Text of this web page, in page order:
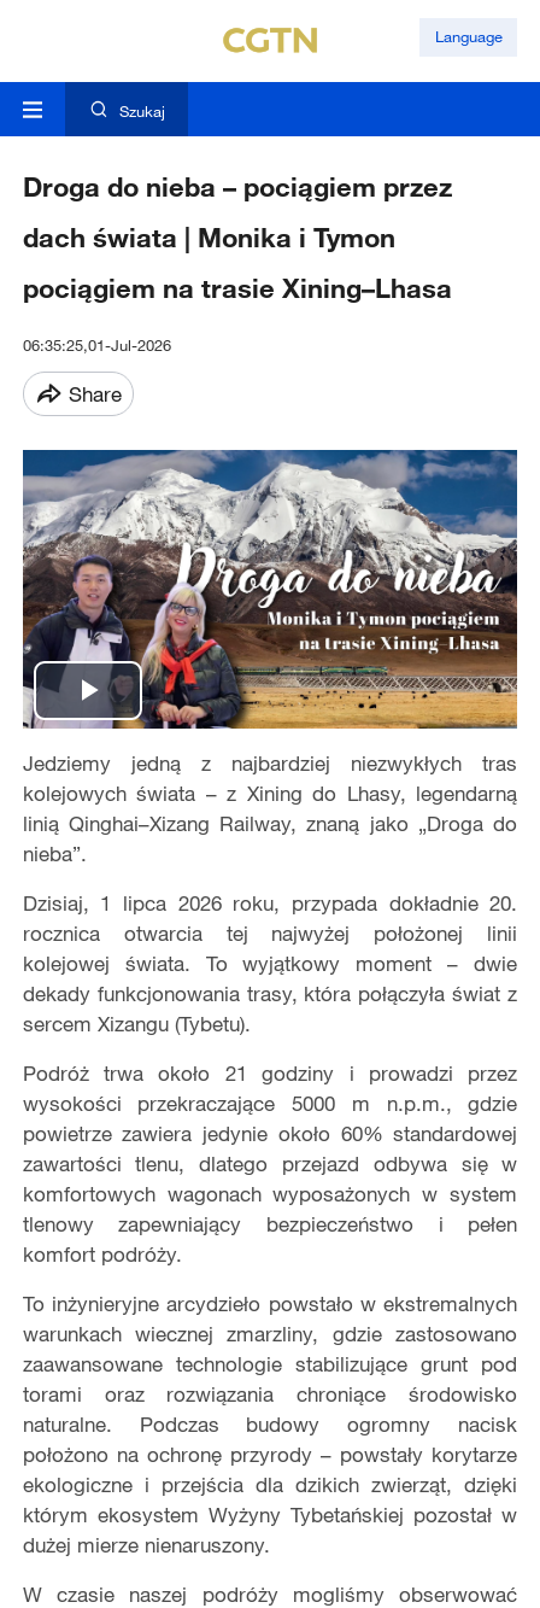
Language
Szukaj
Droga do nieba – pociągiem przez
dach świata | Monika i Tymon
pociągiem na trasie Xining–Lhasa
06:35:25,01-Jul-2026
Share
Play
Video
Jedziemy jedną z najbardziej niezwykłych tras
kolejowych świata – z Xining do Lhasy, legendarną
linią Qinghai–Xizang Railway, znaną jako „Droga do
nieba”.
Dzisiaj, 1 lipca 2026 roku, przypada dokładnie 20.
rocznica otwarcia tej najwyżej położonej linii
kolejowej świata. To wyjątkowy moment – dwie
dekady funkcjonowania trasy, która połączyła świat z
sercem Xizangu (Tybetu).
Podróż trwa około 21 godziny i prowadzi przez
wysokości przekraczające 5000 m n.p.m., gdzie
powietrze zawiera jedynie około 60% standardowej
zawartości tlenu, dlatego przejazd odbywa się w
komfortowych wagonach wyposażonych w system
tlenowy zapewniający bezpieczeństwo i pełen
komfort podróży.
To inżynieryjne arcydzieło powstało w ekstremalnych
warunkach wiecznej zmarzliny, gdzie zastosowano
zaawansowane technologie stabilizujące grunt pod
torami oraz rozwiązania chroniące środowisko
naturalne. Podczas budowy ogromny nacisk
położono na ochronę przyrody – powstały korytarze
ekologiczne i przejścia dla dzikich zwierząt, dzięki
którym ekosystem Wyżyny Tybetańskiej pozostał w
dużej mierze nienaruszony.
W czasie naszej podróży mogliśmy obserwować